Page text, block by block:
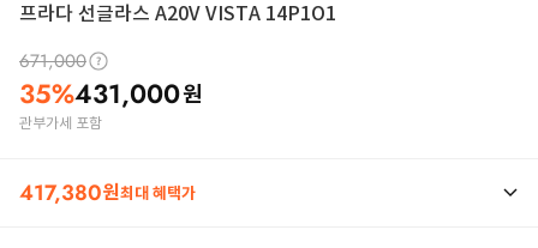
프라다 선글라스 A20V VISTA 14P1O1
671,000
35%431,000원
관부가세 포함
417,380원최대 혜택가